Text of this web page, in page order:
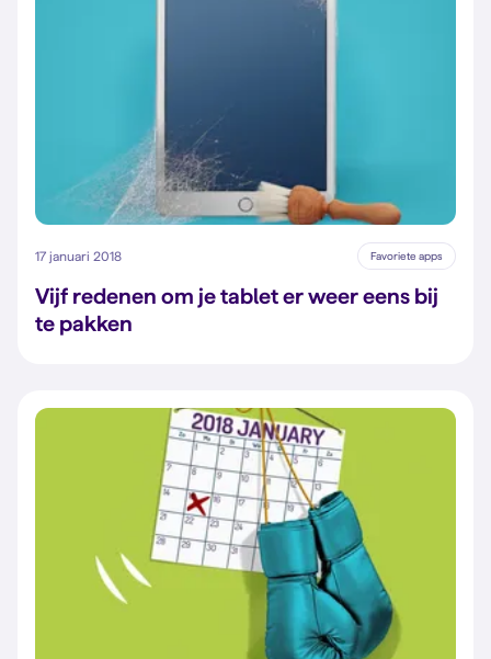
17 januari 2018 Favoriete apps
Vijf redenen om je tablet er weer eens bij
te pakken